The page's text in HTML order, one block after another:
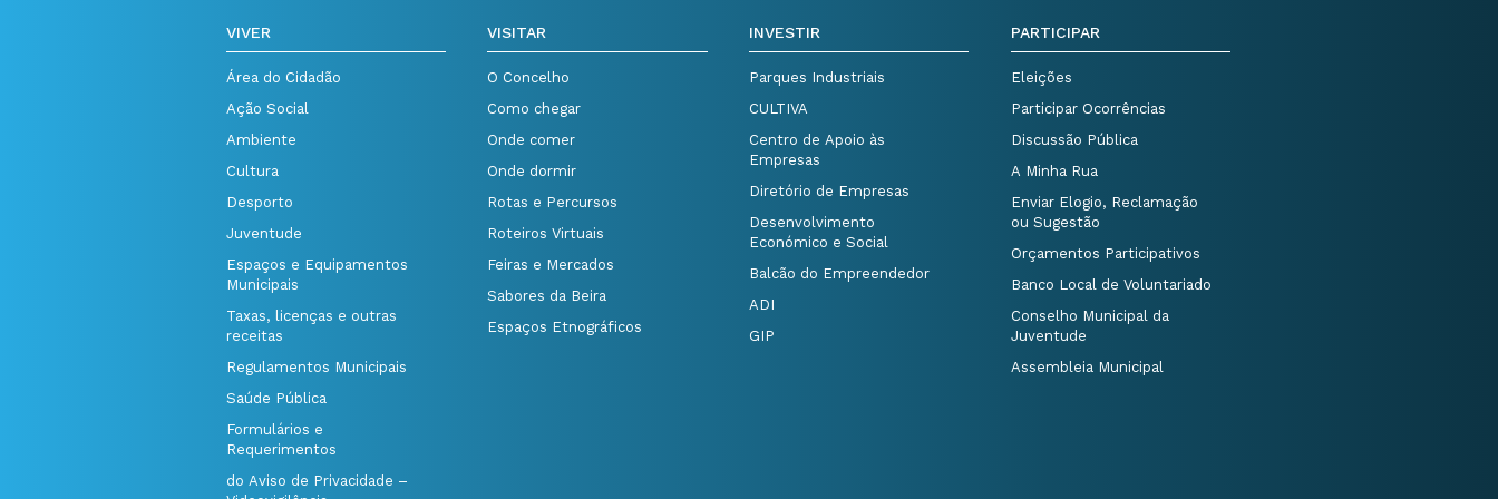
VIVER
Área do Cidadão
Ação Social
Ambiente
Cultura
Desporto
Juventude
Espaços e Equipamentos
Municipais
Taxas, licenças e outras
receitas
Regulamentos Municipais
Saúde Pública
Formulários e
Requerimentos
do Aviso de Privacidade –
VISITAR
O Concelho
Como chegar
Onde comer
Onde dormir
Rotas e Percursos
Roteiros Virtuais
Feiras e Mercados
Sabores da Beira
Espaços Etnográficos
INVESTIR
Parques Industriais
CULTIVA
Centro de Apoio às
Empresas
Diretório de Empresas
Desenvolvimento
Económico e Social
Balcão do Empreendedor
ADI
GIP
PARTICIPAR
Eleições
Participar Ocorrências
Discussão Pública
A Minha Rua
Enviar Elogio, Reclamação
ou Sugestão
Orçamentos Participativos
Banco Local de Voluntariado
Conselho Municipal da
Juventude
Assembleia Municipal